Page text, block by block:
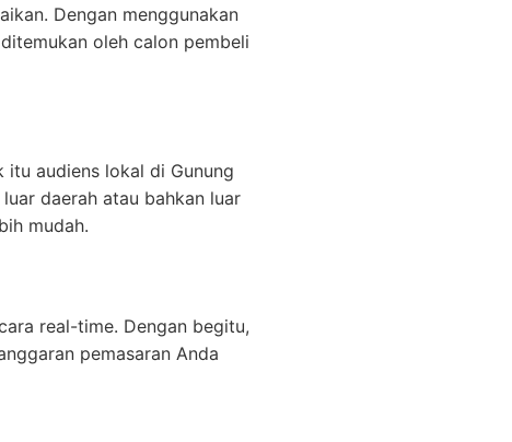
Dengan menggunakan
oleh calon pembeli
itu audiens lokal di Gunung
daerah atau bahkan luar
mudah.
real-time. Dengan begitu,
pemasaran Anda